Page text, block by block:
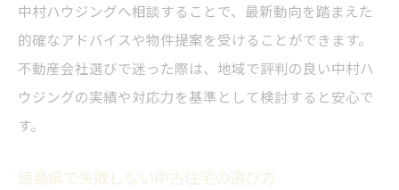
中村ハウジングへ相談することで、最新動向を踏まえた
的確なアドバイスや物件提案を受けることができます。
不動産会社選びで迷った際は、地域で評判の良い中村ハ
ウジングの実績や対応力を基準として検討すると安心で
す。
徳島県で失敗しない中古住宅の選び方